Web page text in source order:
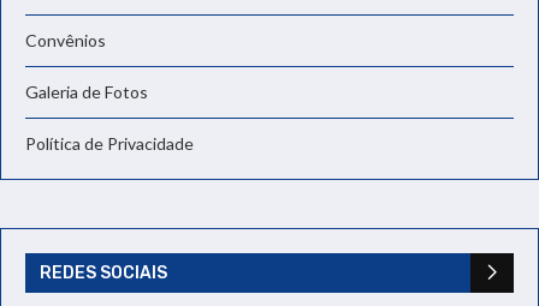
Convênios
Galeria de Fotos
Política de Privacidade
REDES SOCIAIS